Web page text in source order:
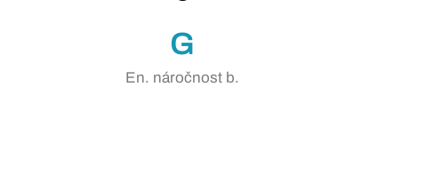
G
En. náročnost b.